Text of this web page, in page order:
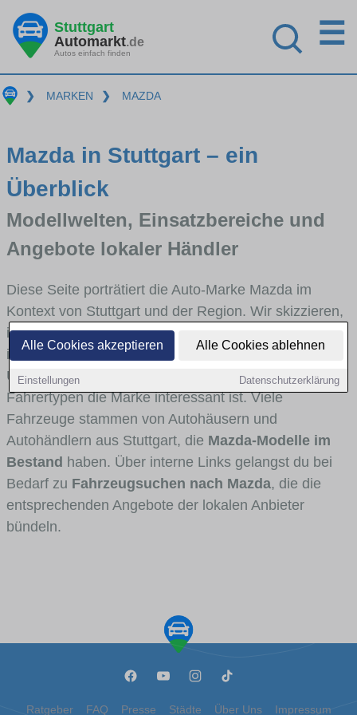
Alle Cookies akzeptieren Alle Cookies ablehnen
Einstellungen Datenschutzerklärung
Stuttgart
Automarkt.de
Autos einfach finden
☰
❯ MARKEN ❯ MAZDA
Mazda in Stuttgart – ein
Überblick
Modellwelten, Einsatzbereiche und
Angebote lokaler Händler
Diese Seite porträtiert die Auto-Marke Mazda im
Kontext von Stuttgart und der Region. Wir skizzieren,
in welchen Fahrzeugklassen Mazda stark vertreten
ist, welche Modellreihen häufig im Stadt- und
Umlandverkehr zu sehen sind und für welche
Fahrertypen die Marke interessant ist. Viele
Fahrzeuge stammen von Autohäusern und
Autohändlern aus Stuttgart, die Mazda-Modelle im
Bestand haben. Über interne Links gelangst du bei
Bedarf zu Fahrzeugsuchen nach Mazda, die die
entsprechenden Angebote der lokalen Anbieter
bündeln.
Ratgeber FAQ Presse Städte Über Uns Impressum